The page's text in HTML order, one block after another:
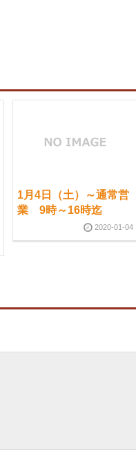
1月4日（土）～通常営
業 9時～16時迄
2020-01-04